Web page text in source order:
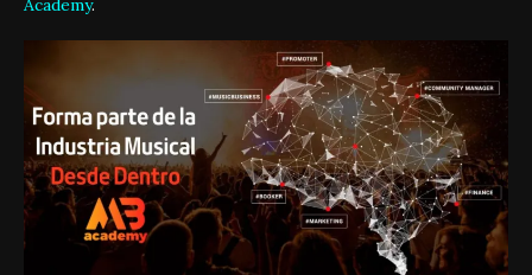
Academy.